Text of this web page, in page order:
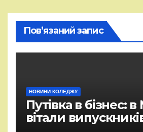
Пов’язаний запис
НОВИНИ КОЛЕДЖУ
Путівка в бізнес:
вітали